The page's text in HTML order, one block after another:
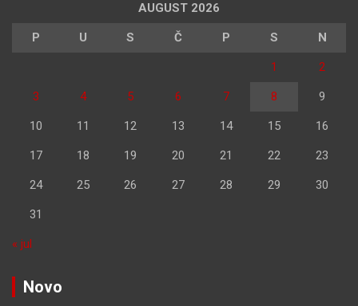
AUGUST 2026
P U S Č P S N
1 2
3 4 5 6 7 8 9
10 11 12 13 14 15 16
17 18 19 20 21 22 23
24 25 26 27 28 29 30
31
« jul
Novo